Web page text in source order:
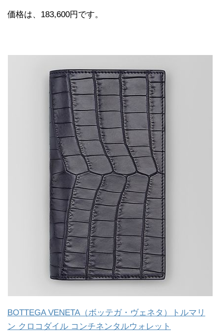
価格は、183,600円です。
BOTTEGA VENETA（ボッテガ・ヴェネタ）トルマリ
ン クロコダイル コンチネンタルウォレット